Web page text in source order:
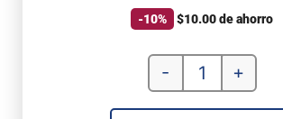
-10% $10.00de ahorro
- +